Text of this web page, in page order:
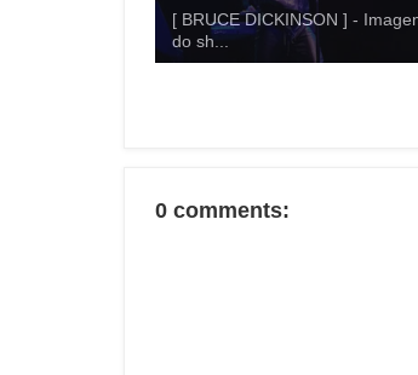
[ BRUCE DICKINSON ] -
do sh...
0 comments: